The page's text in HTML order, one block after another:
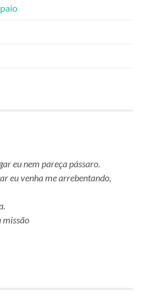
eu nem pareça pássaro.
eu venha me arrebentando,
missão